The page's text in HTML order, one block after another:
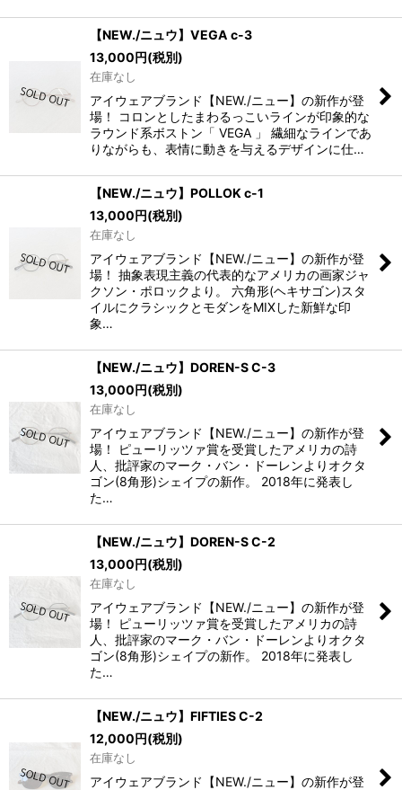
【NEW./ニュウ】VEGA c-3
13,000円(税別)
在庫なし
アイウェアブランド【NEW./ニュー】の新作が登
場！ コロンとしたまわるっこいラインが印象的な
ラウンド系ボストン「 VEGA 」 繊細なラインであ
りながらも、表情に動きを与えるデザインに仕…
【NEW./ニュウ】POLLOK c-1
13,000円(税別)
在庫なし
アイウェアブランド【NEW./ニュー】の新作が登
場！ 抽象表現主義の代表的なアメリカの画家ジャ
クソン・ポロックより。 六角形(ヘキサゴン)スタ
イルにクラシックとモダンをMIXした新鮮な印
象…
【NEW./ニュウ】DOREN-S C-3
13,000円(税別)
在庫なし
アイウェアブランド【NEW./ニュー】の新作が登
場！ ピューリッツァ賞を受賞したアメリカの詩
人、批評家のマーク・バン・ドーレンよりオクタ
ゴン(8角形)シェイプの新作。 2018年に発表し
た…
【NEW./ニュウ】DOREN-S C-2
13,000円(税別)
在庫なし
アイウェアブランド【NEW./ニュー】の新作が登
場！ ピューリッツァ賞を受賞したアメリカの詩
人、批評家のマーク・バン・ドーレンよりオクタ
ゴン(8角形)シェイプの新作。 2018年に発表し
た…
【NEW./ニュウ】FIFTIES C-2
12,000円(税別)
在庫なし
アイウェアブランド【NEW./ニュー】の新作が登